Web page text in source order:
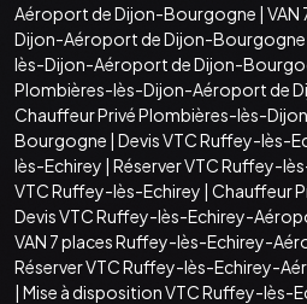
Aéroport de Dijon-Bourgogne | VAN
Dijon-Aéroport de Dijon-Bourgogne
lès-Dijon-Aéroport de Dijon-
Plombières-lès-Dijon-Aéroport de
Chauffeur Privé Plombières-lès-
Bourgogne | Devis VTC Ruffey-lès-
lès-Echirey | Réserver VTC Ruffey-
VTC Ruffey-lès-Echirey | Chauffeur
Devis VTC Ruffey-lès-Echirey-
VAN 7 places Ruffey-lès-Echirey-
Réserver VTC Ruffey-lès-Echirey-
| Mise à disposition VTC Ruffey-lès-